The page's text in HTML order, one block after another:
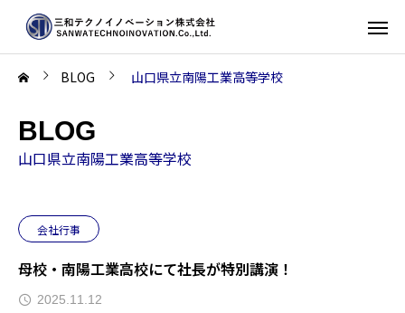
BLOG 山口県立南陽工業高等学校
BLOG
山口県立南陽工業高等学校
会社行事
母校・南陽工業高校にて社長が特別講演！
2025.11.12